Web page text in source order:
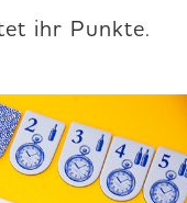
ihr Punkte.